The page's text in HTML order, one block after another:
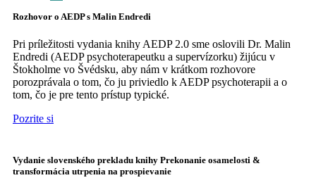
Rozhovor o AEDP s Malin Endredi
Pri príležitosti vydania knihy AEDP 2.0 sme oslovili Dr. Malin
Endredi (AEDP psychoterapeutku a supervízorku) žijúcu v
Štokholme vo Švédsku, aby nám v krátkom rozhovore
porozprávala o tom, čo ju priviedlo k AEDP psychoterapii a o
tom, čo je pre tento prístup typické.
Pozrite si
Vydanie slovenského prekladu knihy Prekonanie osamelosti &
transformácia utrpenia na prospievanie